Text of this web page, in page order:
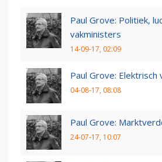
Paul Grove: Politiek,
vakministers
14-09-17, 02:09
Paul Grove: Elektrisch
04-08-17, 08:08
Paul Grove:
24-07-17, 10:07